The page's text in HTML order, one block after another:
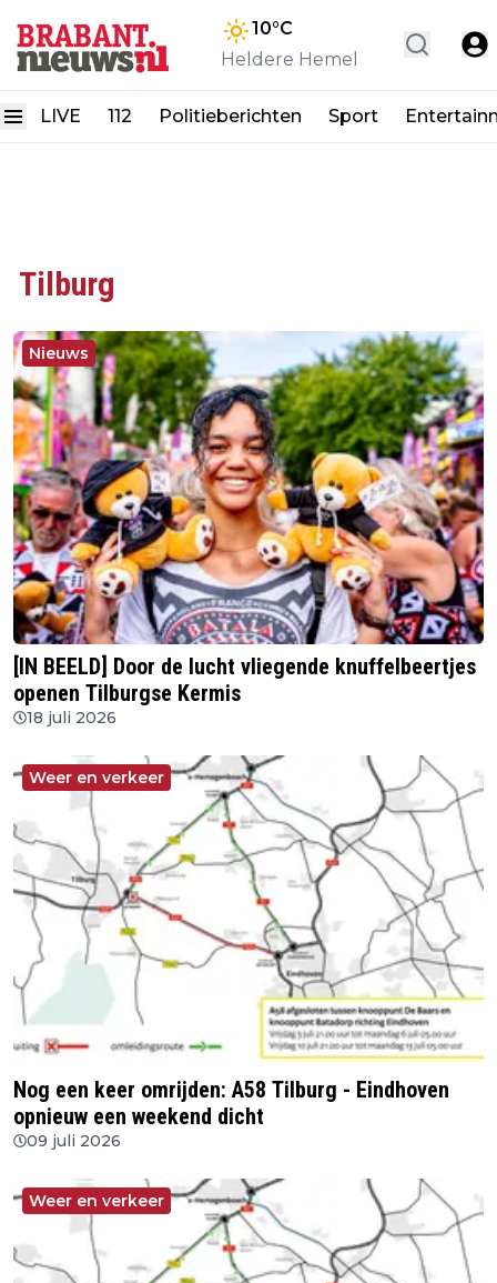
10°C
Heldere Hemel
LIVE 112 Politieberichten Sport
Tilburg
Nieuws
[IN BEELD] Door de lucht vliegende knuffelbeertjes
openen Tilburgse Kermis
18 juli 2026
Weer en verkeer
Nog een keer omrijden: A58 Tilburg - Eindhoven
opnieuw een weekend dicht
09 juli 2026
Weer en verkeer